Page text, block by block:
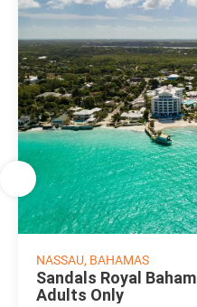
NASSAU, BAHAMAS
Sandals Royal
Adults Only